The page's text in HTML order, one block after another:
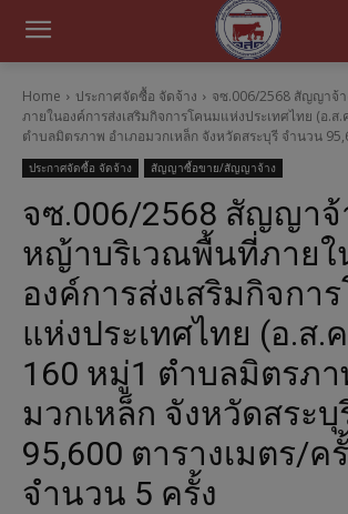
Home ประกาศจัดซื้อ จัดจ้าง
จซ.006/2568 สัญญาจ้
ภายในองค์การส่งเสริมกิจการโคนมแห่งประเทศไทย (อ.ส.
ตำบลมิตรภาพ อำเภอมวกเหล็ก จังหวัดสระบุรี จำนวน
ประกาศจัดซื้อ จัดจ้าง สัญญาซื้อขาย/สัญญาจ้าง
จซ.006/2568 สัญญาจ้
หญ้าบริเวณพื้นที่ภายใ
องค์การส่งเสริมกิจกา
แห่งประเทศไทย (อ.ส.
160 หมู่1 ตำบลมิตรภา
มวกเหล็ก จังหวัดสระ
95,600 ตารางเมตร/ค
จำนวน 5 ครั้ง